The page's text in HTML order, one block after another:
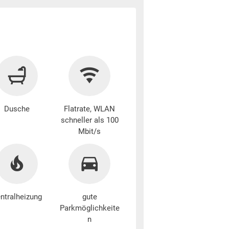
Dusche
Flatrate, WLAN
schneller als 100
Mbit/s
gute
Parkmöglichkeite
n